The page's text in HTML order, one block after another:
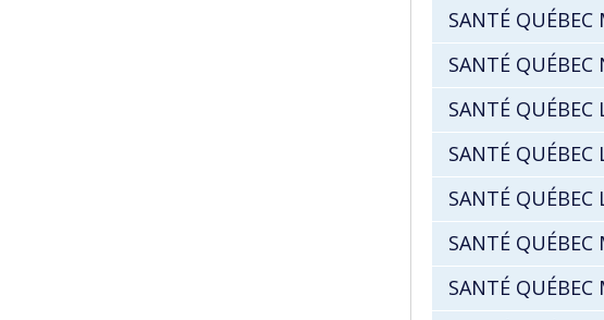
SANTÉ QUÉBEC
SANTÉ QUÉBEC
SANTÉ QUÉBEC
SANTÉ QUÉBEC
SANTÉ QUÉBEC
SANTÉ QUÉBEC
SANTÉ QUÉBEC